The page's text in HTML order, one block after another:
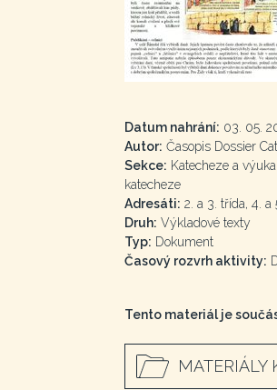
Datum nahrání: 03. 05.
Autor: Časopis Dossier
Sekce: Katecheze a
katecheze
Adresáti: 2. a 3. třída, 4. a
Druh: Výkladové texty
Typ: Dokument
Časový rozvrh aktivity:
Tento materiál je
MATERIÁLY